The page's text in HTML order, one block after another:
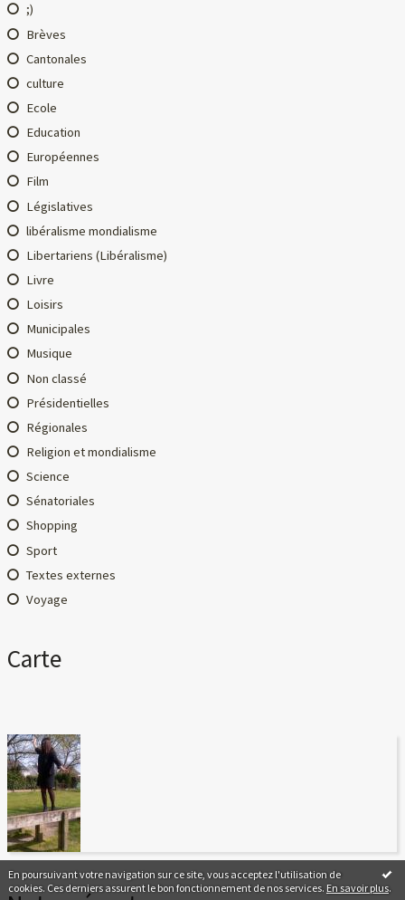
En poursuivant votre navigation sur ce site, vous acceptez l'utilisation de
cookies. Ces derniers assurent le bon fonctionnement de nos services. En savoir plus.
;)
Brèves
Cantonales
culture
Ecole
Education
Européennes
Film
Législatives
libéralisme mondialisme
Libertariens (Libéralisme)
Livre
Loisirs
Municipales
Musique
Non classé
Présidentielles
Régionales
Religion et mondialisme
Science
Sénatoriales
Shopping
Sport
Textes externes
Voyage
Carte